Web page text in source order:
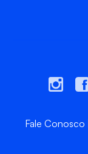
Fale Conosco